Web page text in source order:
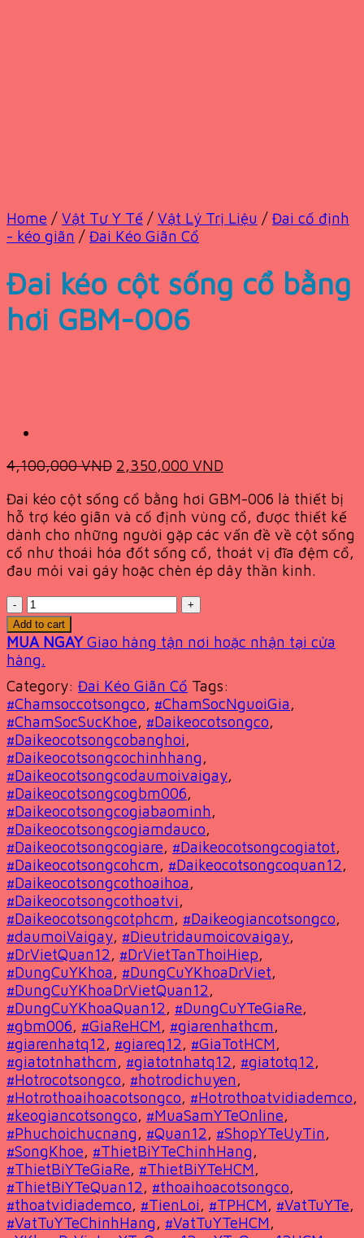
Home / Vật Tư Y Tế / Vật Lý Trị Liệu / Đai cố định
- kéo giãn / Đai Kéo Giãn Cổ
Đai kéo cột sống cổ bằng
hơi GBM-006
4,100,000VND Original
was:
4,100,000 VND.
2,350,000 VND
is:
2,350,000 VND.
Đai kéo cột sống cổ bằng hơi GBM-006 là thiết bị
hỗ trợ kéo giãn và cố định vùng cổ, được thiết kế
dành cho những người gặp các vấn đề về cột sống
cổ như thoái hóa đốt sống cổ, thoát vị đĩa đệm cổ,
đau mỏi vai gáy hoặc chèn ép dây thần kinh.
Quantity
Add to cart
MUA NGAY Giao hàng tận nơi hoặc nhận tại cửa
hàng.
Category: Đai Kéo Giãn Cổ Tags:
#Chamsoccotsongco, #ChamSocNguoiGia,
#ChamSocSucKhoe, #Daikeocotsongco,
#Daikeocotsongcobanghoi,
#Daikeocotsongcochinhhang,
#Daikeocotsongcodaumoivaigay,
#Daikeocotsongcogbm006,
#Daikeocotsongcogiabaominh,
#Daikeocotsongcogiamdauco,
#Daikeocotsongcogiare, #Daikeocotsongcogiatot,
#Daikeocotsongcohcm, #Daikeocotsongcoquan12,
#Daikeocotsongcothoaihoa,
#Daikeocotsongcothoatvi,
#Daikeocotsongcotphcm, #Daikeogiancotsongco,
#daumoiVaigay, #Dieutridaumoicovaigay,
#DrVietQuan12, #DrVietTanThoiHiep,
#DungCuYKhoa, #DungCuYKhoaDrViet,
#DungCuYKhoaDrVietQuan12,
#DungCuYKhoaQuan12, #DungCuYTeGiaRe,
#gbm006, #GiaReHCM, #giarenhathcm,
#giarenhatq12, #giareq12, #GiaTotHCM,
#giatotnhathcm, #giatotnhatq12, #giatotq12,
#Hotrocotsongco, #hotrodichuyen,
#Hotrothoaihoacotsongco, #Hotrothoatvidiademco,
#keogiancotsongco, #MuaSamYTeOnline,
#Phuchoichucnang, #Quan12, #ShopYTeUyTin,
#SongKhoe, #ThietBiYTeChinhHang,
#ThietBiYTeGiaRe, #ThietBiYTeHCM,
#ThietBiYTeQuan12, #thoaihoacotsongco,
#thoatvidiademco, #TienLoi, #TPHCM, #VatTuYTe,
#VatTuYTeChinhHang, #VatTuYTeHCM,